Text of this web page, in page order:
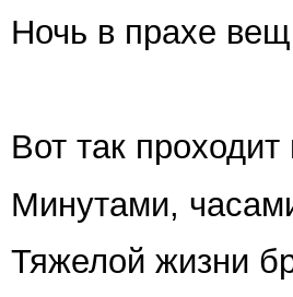
Ночь в прахе
Вот так
Минутами,
Тяжелой жизни